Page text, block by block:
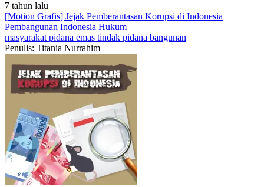
7 tahun lalu
[Motion Grafis] Jejak Pemberantasan Korupsi di Indonesia
Pembangunan Indonesia Hukum
masyarakat pidana emas tindak pidana bangunan
Penulis: Titania Nurrahim